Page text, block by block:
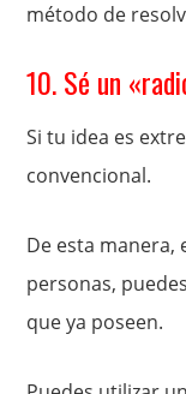
método de
10. Sé un
Si tu idea es
convencional.
De esta manera,
personas,
que ya poseen.